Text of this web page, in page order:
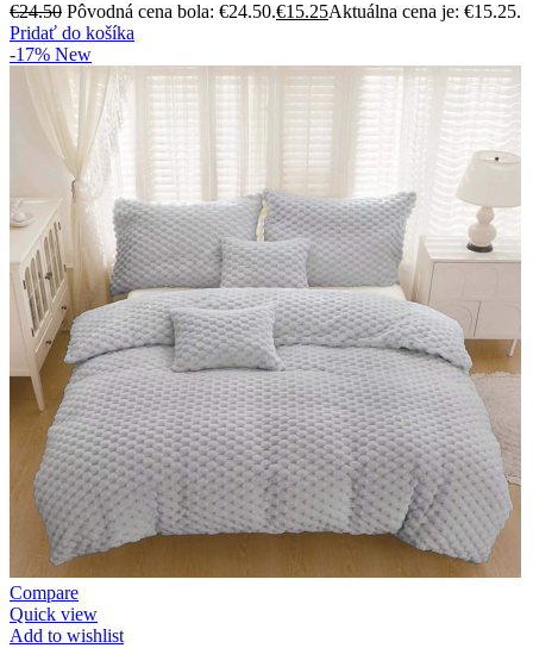
€24.50 Pôvodná cena bola: €24.50.€15.25Aktuálna cena je: €15.25.
Pridať do košíka
-17% New
Compare
Quick view
Add to wishlist